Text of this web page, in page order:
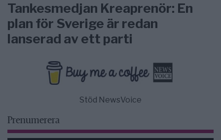
Tankesmedjan Kreaprenör: En
plan för Sverige är redan
lanserad av ett parti
Stöd NewsVoice
Prenumerera